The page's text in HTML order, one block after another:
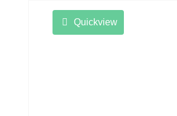
Quickview